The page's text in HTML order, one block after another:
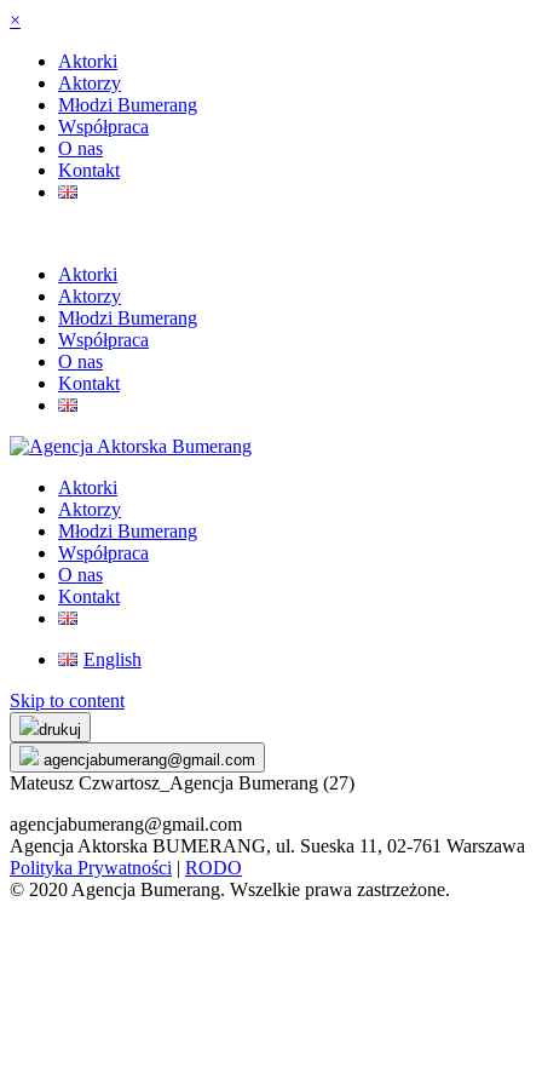
×
Aktorki
Aktorzy
Młodzi Bumerang
Współpraca
O nas
Kontakt
Aktorki
Aktorzy
Młodzi Bumerang
Współpraca
O nas
Kontakt
Aktorki
Aktorzy
Młodzi Bumerang
Współpraca
O nas
Kontakt
English
Skip to content
drukuj
agencjabumerang@gmail.com
Mateusz Czwartosz_Agencja Bumerang (27)
agencjabumerang@gmail.com
Agencja Aktorska BUMERANG, ul. Sueska 11, 02-761 Warszawa
Polityka Prywatności | RODO
© 2020 Agencja Bumerang. Wszelkie prawa zastrzeżone.